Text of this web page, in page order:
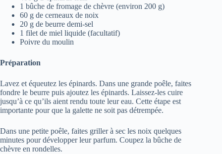
1 bûche de fromage de chèvre (environ 200 g)
60 g de cerneaux de noix
20 g de beurre demi-sel
1 filet de miel liquide (facultatif)
Poivre du moulin
Préparation
Lavez et équeutez les épinards. Dans une grande poêle, faites
fondre le beurre puis ajoutez les épinards. Laissez-les cuire
jusqu’à ce qu’ils aient rendu toute leur eau. Cette étape est
importante pour que la galette ne soit pas détrempée.
Dans une petite poêle, faites griller à sec les noix quelques
minutes pour développer leur parfum. Coupez la bûche de
chèvre en rondelles.